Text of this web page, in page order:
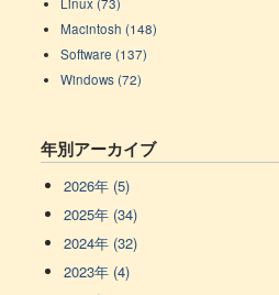
Macintosh (148)
Software (137)
Windows (72)
年別アーカイブ
2026年 (5)
2025年 (34)
2024年 (32)
2023年 (4)